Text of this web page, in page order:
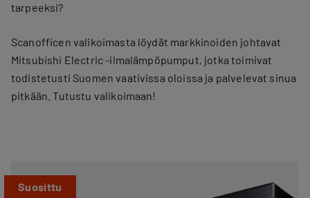
tarpeeksi?
Scanofficen valikoimasta löydät markkinoiden johtavat
Mitsubishi Electric -ilmalämpöpumput, jotka toimivat
todistetusti Suomen vaativissa oloissa ja palvelevat sinua
pitkään. Tutustu valikoimaan!
Suosittu